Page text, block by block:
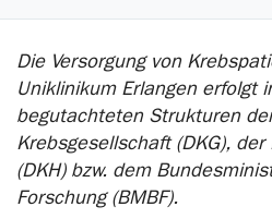
Die Versorgung von
Uniklinikum Erlangen erfolgt
begutachteten Strukturen
Krebsgesellschaft (DKG),
(DKH) bzw. dem
Forschung (BMBF).